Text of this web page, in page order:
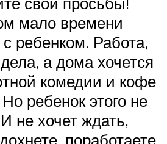
мало времени
ребенком. Работа,
а дома хочется
комедии и кофе
ребенок этого не
не хочет ждать,
поработаете,